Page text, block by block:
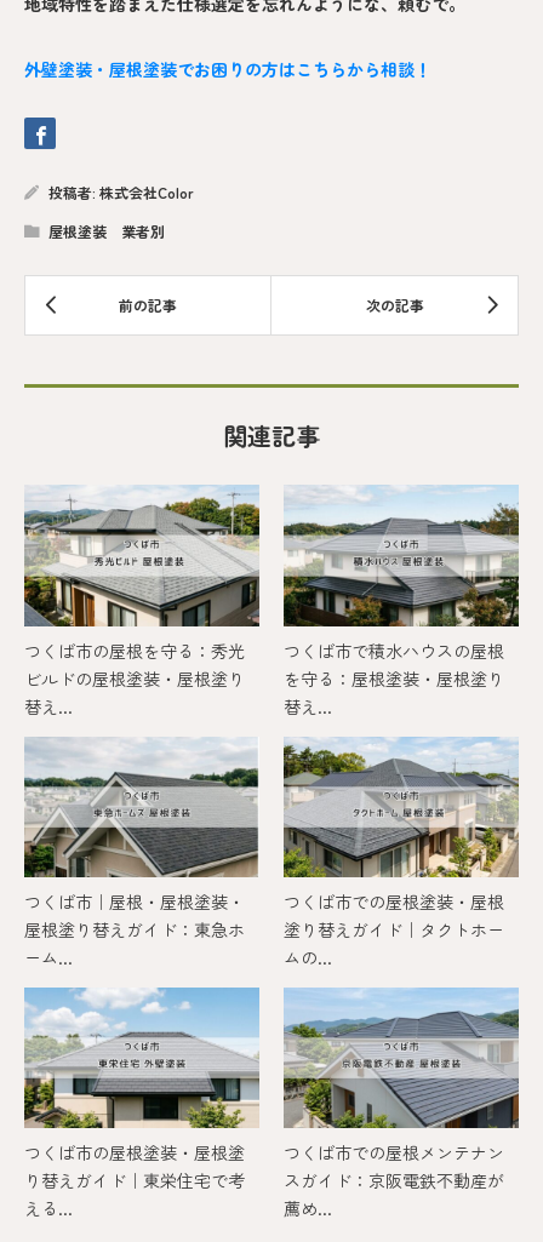
外壁塗装・屋根塗装でお困りの方はこちらから相談！
投稿者: 株式会社Color
屋根塗装 業者別
関連記事
つくば市の屋根を守る：秀光
ビルドの屋根塗装・屋根塗り
替え...
つくば市で積水ハウスの屋根
を守る：屋根塗装・屋根塗り
替え...
つくば市｜屋根・屋根塗装・
屋根塗り替えガイド：東急ホ
ーム...
つくば市での屋根塗装・屋根
塗り替えガイド｜タクトホー
ムの...
つくば市の屋根塗装・屋根塗
り替えガイド｜東栄住宅で考
える...
つくば市での屋根メンテナン
スガイド：京阪電鉄不動産が
薦め...